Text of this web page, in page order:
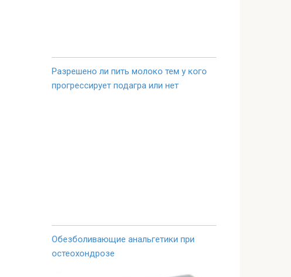
Разрешено ли пить молоко тем у кого
прогрессирует подагра или нет
Обезболивающие анальгетики при
остеохондрозе